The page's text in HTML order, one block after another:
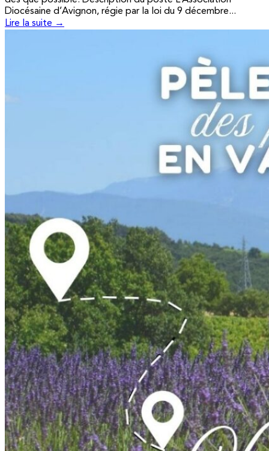
Diocésaine d’Avignon, régie par la loi du 9 décembre...
Lire la suite →